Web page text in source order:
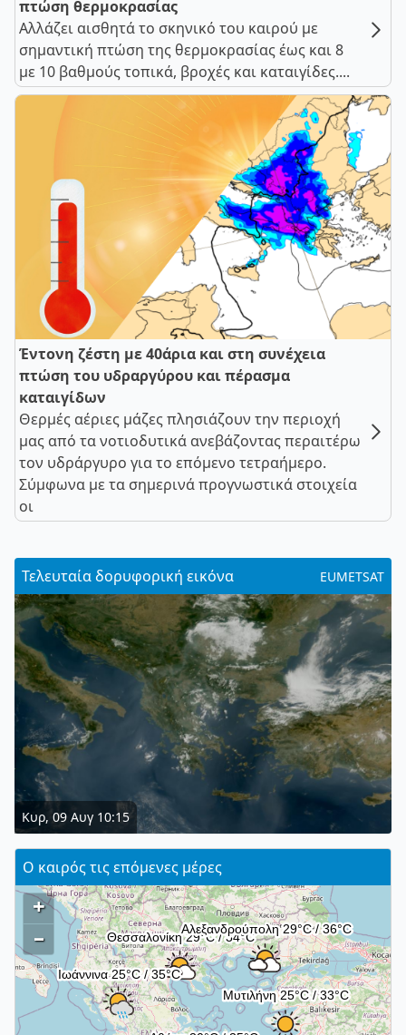
πτώση θερμοκρασίας
Αλλάζει αισθητά το σκηνικό του καιρού με
σημαντική πτώση της θερμοκρασίας έως και 8
με 10 βαθμούς τοπικά, βροχές και καταιγίδες....
Έντονη ζέστη με 40άρια και στη συνέχεια
πτώση του υδραργύρου και πέρασμα
καταιγίδων
Θερμές αέριες μάζες πλησιάζουν την περιοχή
μας από τα νοτιοδυτικά ανεβάζοντας περαιτέρω
τον υδράργυρο για το επόμενο τετραήμερο.
Σύμφωνα με τα σημερινά προγνωστικά στοιχεία
οι
Τελευταία δορυφορική εικόνα EUMETSAT
Κυρ, 09 Αυγ 10:15
Ο καιρός τις επόμενες μέρες
+
–